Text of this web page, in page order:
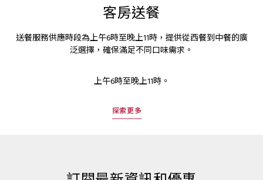
客房送餐
送餐服務供應時段為上午6時至晚上11時，提供從西餐到中餐的廣
泛選擇，確保滿足不同口味需求。
上午6時至晚上11時。
探索更多